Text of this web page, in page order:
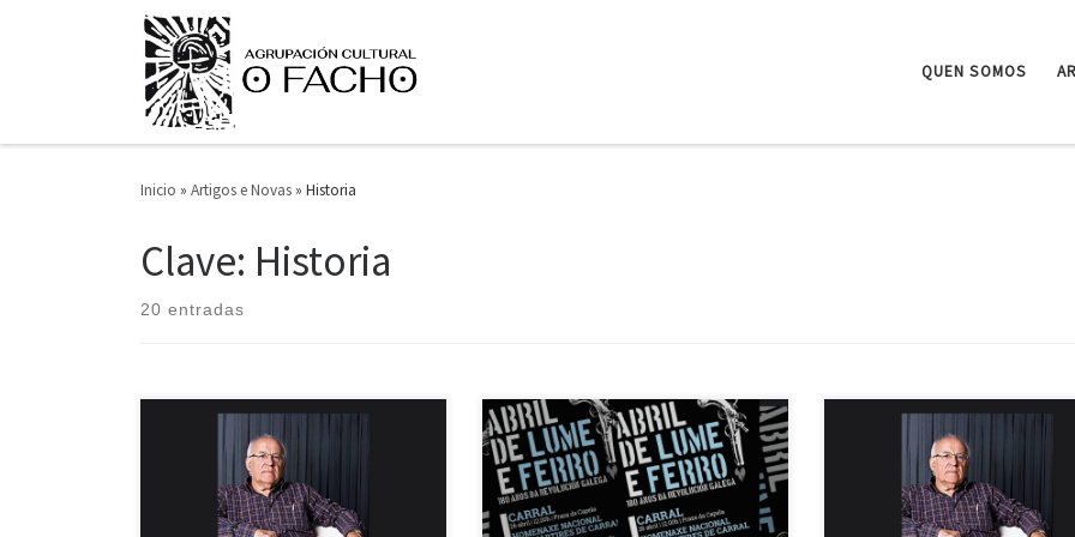
Saltar ao contido
QUEN SOMOS
Inicio » Artigos e Novas » Historia
Clave: Historia
20 entradas
O vindeiro domingo, 14 de xuño, ás
20:00 horas, celebrarase no Teatro
Colón da Coruña unha homenaxe a
Manuel Caamaño Suárez, quen foi
O pasado 26 de abril ás 12:00 h, a
plataforma social Vía Galega —da que
A.C. O Facho forma parte— celebrou en
Carral un novo acto público en
O Facho lamenta fondamente o
pasamento de Manuel Caamaño
quen foi presidente da nosa
durante doce anos (1966-1978), nun